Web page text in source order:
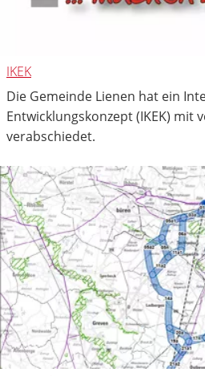
IKEK
Die Gemeinde Lienen hat ein
Entwicklungskonzept (IKEK) mit
verabschiedet.